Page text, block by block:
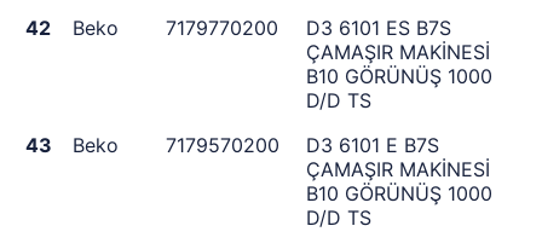
42
Beko 7179770200
D3 6101 ES B7S
ÇAMAŞIR MAKİNESİ
B10 GÖRÜNÜŞ 1000
D/D TS
43
Beko 7179570200
D3 6101 E B7S
ÇAMAŞIR MAKİNESİ
B10 GÖRÜNÜŞ 1000
D/D TS